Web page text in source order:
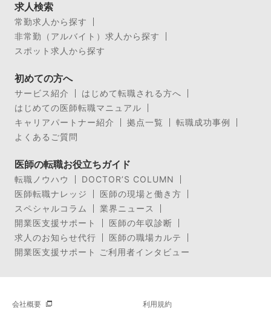
求人検索
常勤求人から探す
非常勤（アルバイト）求人から探す
スポット求人から探す
初めての方へ
サービス紹介
はじめて転職される方へ
はじめての医師転職マニュアル
キャリアパートナー紹介
拠点一覧
転職成功事例
よくあるご質問
医師の転職お役立ちガイド
転職ノウハウ
DOCTOR’S COLUMN
医師転職ナレッジ
医師の現場と働き方
スペシャルコラム
業界ニュース
開業医支援サポート
医師の年収診断
求人のお知らせ代行
医師の職場カルテ
開業医支援サポート ご利用者インタビュー
会社概要 利用規約